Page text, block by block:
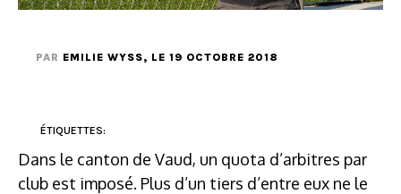
PAR EMILIE WYSS, LE 19 OCTOBRE 2018
ÉTIQUETTES:
Dans le canton de Vaud, un quota d’arbitres par
club est imposé. Plus d’un tiers d’entre eux ne le